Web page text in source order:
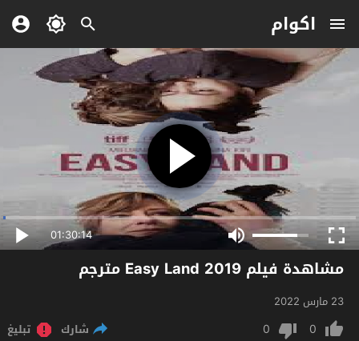
اكوام
01:30:14
مشاهدة فيلم Easy Land 2019 مترجم
23 مارس 2022
0
0 شارك تبليغ